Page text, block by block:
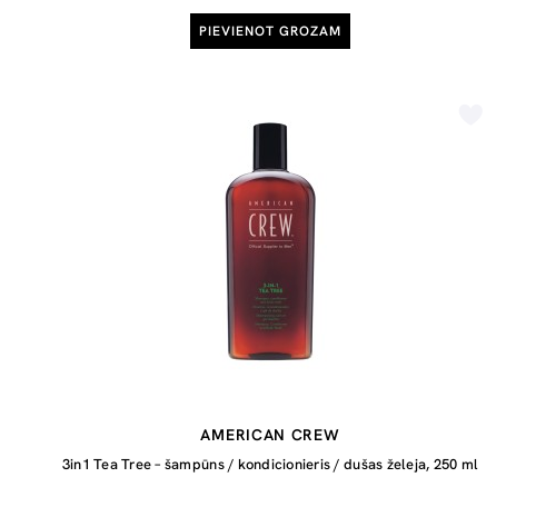
PIEVIENOT GROZAM
AMERICAN CREW
3in1 Tea Tree – šampūns / kondicionieris / dušas želeja, 250 ml